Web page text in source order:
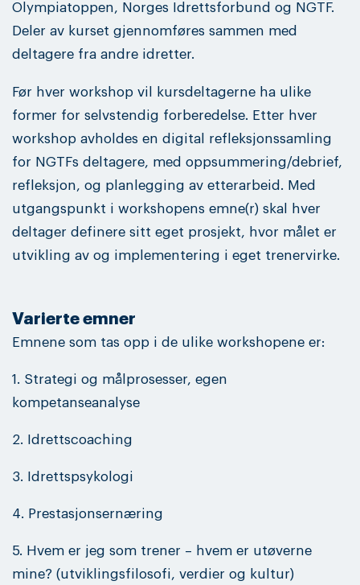
Olympiatoppen, Norges Idrettsforbund og NGTF.
Deler av kurset gjennomføres sammen med
deltagere fra andre idretter.
Før hver workshop vil kursdeltagerne ha ulike
former for selvstendig forberedelse. Etter hver
workshop avholdes en digital refleksjonssamling
for NGTFs deltagere, med oppsummering/debrief,
refleksjon, og planlegging av etterarbeid. Med
utgangspunkt i workshopens emne(r) skal hver
deltager definere sitt eget prosjekt, hvor målet er
utvikling av og implementering i eget trenervirke.
Varierte emner
Emnene som tas opp i de ulike workshopene er:
1. Strategi og målprosesser, egen
kompetanseanalyse
2. Idrettscoaching
3. Idrettspsykologi
4. Prestasjonsernæring
5. Hvem er jeg som trener – hvem er utøverne
mine? (utviklingsfilosofi, verdier og kultur)